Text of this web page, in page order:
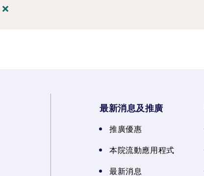
最新消息及推廣
推廣優惠
本院流動應用程式
最新消息